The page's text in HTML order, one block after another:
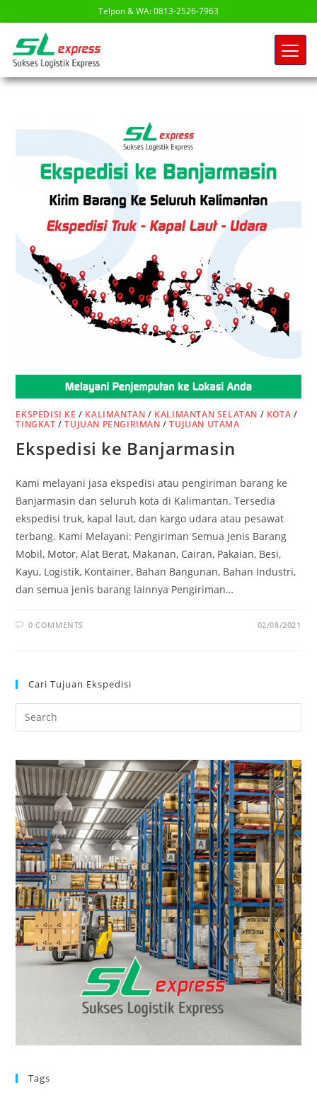
Telpon & WA: 0813-2526-7963
EKSPEDISI KE / KALIMANTAN / KALIMANTAN SELATAN / KOTA /
TINGKAT /TUJUAN PENGIRIMAN /TUJUAN UTAMA
Ekspedisi ke Banjarmasin
Kami melayani jasa ekspedisi atau pengiriman barang ke
Banjarmasin dan seluruh kota di Kalimantan. Tersedia
ekspedisi truk, kapal laut, dan kargo udara atau pesawat
terbang. Kami Melayani: Pengiriman Semua Jenis Barang
Mobil, Motor, Alat Berat, Makanan, Cairan, Pakaian, Besi,
Kayu, Logistik, Kontainer, Bahan Bangunan, Bahan Industri,
dan semua jenis barang lainnya Pengiriman…
0 COMMENTS 02/08/2021
Cari Tujuan Ekspedisi
Tags